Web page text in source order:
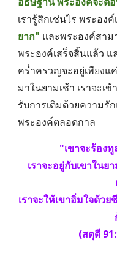
เรารู้สึกเช่นไร พระองค์
ยาก" และพระองค์สาม
พระองค์เสร็จสิ้นแล้ว แ
คร่ำครวญจะอยู่เพียงแ
มาในยามเช้า เราจะ
รับการเติมด้วยความรั
พระองค์ตลอดกาล
"เขาจะร้องทู
เราจะอยู่กับเขาในย
เราจะให้เขาอิ่มใจด้ว
(สดุดี